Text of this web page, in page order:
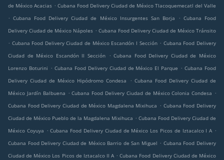
de México Acacias . Cubana Food Delivery Ciudad de México Tlacoquemecatl del Valle
. Cubana Food Delivery Ciudad de México Insurgentes San Borja . Cubana Food
Delivery Ciudad de México Nápoles . Cubana Food Delivery Ciudad de México Tránsito
. Cubana Food Delivery Ciudad de México Escandón I Sección . Cubana Food Delivery
Ciudad de México Escandón II Sección
. Cubana Food Delivery Ciudad de México
Lorenzo Boturini . Cubana Food Delivery Ciudad de México El Parque . Cubana Food
Delivery Ciudad de México Hipódromo Condesa
. Cubana Food Delivery Ciudad de
México Jardín Balbuena . Cubana Food Delivery Ciudad de México Colonia Condesa .
Cubana Food Delivery Ciudad de México Magdalena Mixihuca . Cubana Food Delivery
Ciudad de México Pueblo de la Magdalena Mixihuca . Cubana Food Delivery Ciudad de
México Coyuya . Cubana Food Delivery Ciudad de México Los Picos de Iztacalco I A .
Cubana Food Delivery Ciudad de México Barrio de San Miguel . Cubana Food Delivery
Ciudad de México Los Picos de Iztacalco II A . Cubana Food Delivery Ciudad de México